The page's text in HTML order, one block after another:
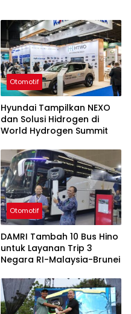
Otomotif
Hyundai Tampilkan NEXO
dan Solusi Hidrogen di
World Hydrogen Summit
Otomotif
DAMRI Tambah 10 Bus Hino
untuk Layanan Trip 3
Negara RI-Malaysia-Brunei